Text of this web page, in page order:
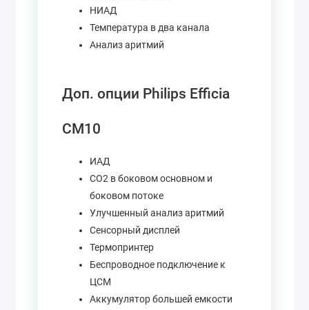
НИАД
Температура в два канала
Анализ аритмий
Доп. опции Philips Efficia
CM10
ИАД
CO2 в боковом основном и
боковом потоке
Улучшенный анализ аритмий
Сенсорный дисплей
Термопринтер
Беспроводное подключение к
ЦСМ
Аккумулятор большей емкости